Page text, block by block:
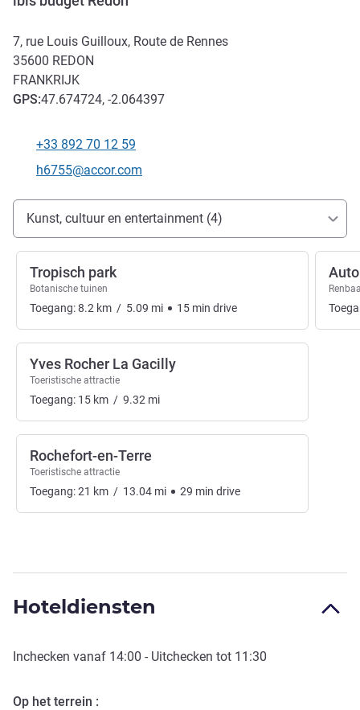
7, rue Louis Guilloux, Route de Rennes
35600 REDON
FRANKRIJK
GPS:47.674724, -2.064397
Telefoon
+33 892 70 12 59
E-mailadres voor contact
h6755@accor.com
Toegang en transport
Kunst, cultuur en entertainment (4)
Tropisch park
Botanische tuinen
Toegang:8.2 km / 5.09 mi 15 min drive
Yves Rocher La Gacilly
Toeristische attractie
Toegang: 15 km / 9.32 mi
Rochefort-en-Terre
Toeristische attractie
Toegang:21 km / 13.04 mi 29 min drive
Hoteldiensten
Inchecken vanaf 14:00 - Uitchecken tot 11:30
Op het terrein